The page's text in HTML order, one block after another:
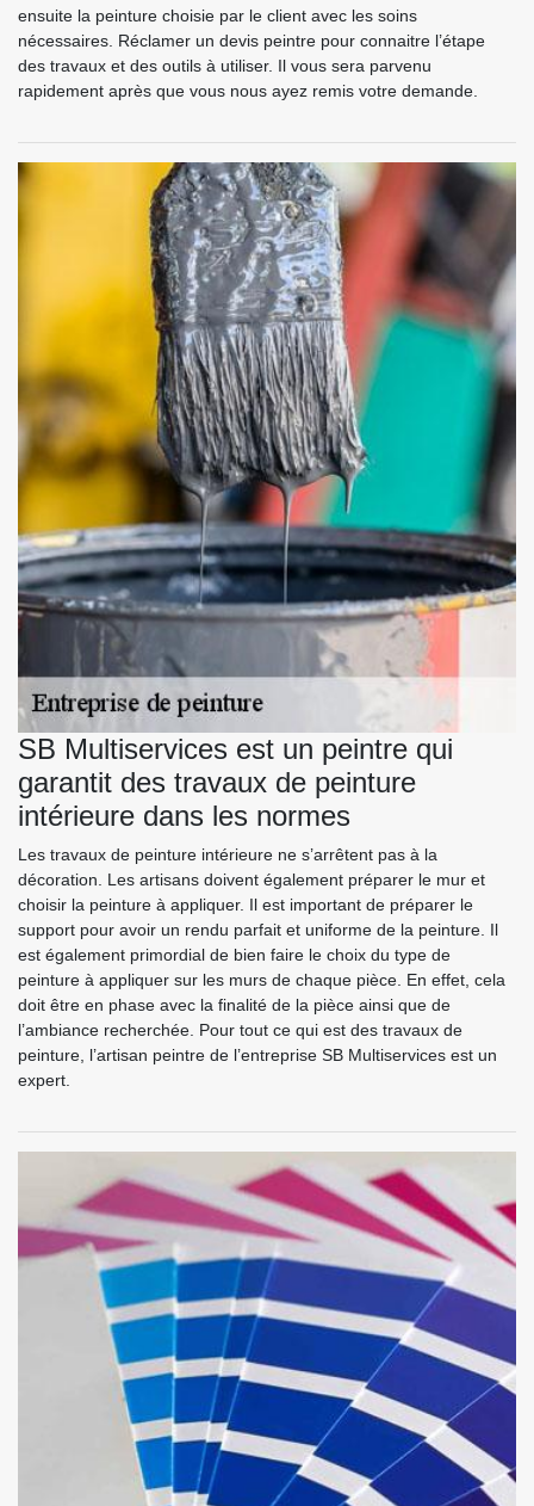
ensuite la peinture choisie par le client avec les soins
nécessaires. Réclamer un devis peintre pour connaitre l’étape
des travaux et des outils à utiliser. Il vous sera parvenu
rapidement après que vous nous ayez remis votre demande.
SB Multiservices est un peintre qui
garantit des travaux de peinture
intérieure dans les normes
Les travaux de peinture intérieure ne s’arrêtent pas à la
décoration. Les artisans doivent également préparer le mur et
choisir la peinture à appliquer. Il est important de préparer le
support pour avoir un rendu parfait et uniforme de la peinture. Il
est également primordial de bien faire le choix du type de
peinture à appliquer sur les murs de chaque pièce. En effet, cela
doit être en phase avec la finalité de la pièce ainsi que de
l’ambiance recherchée. Pour tout ce qui est des travaux de
peinture, l’artisan peintre de l’entreprise SB Multiservices est un
expert.